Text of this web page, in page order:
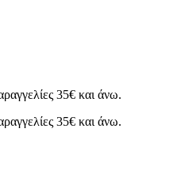
35€ και άνω.
35€ και άνω.